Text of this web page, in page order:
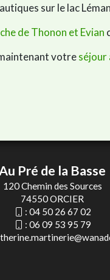
sur le lac
de Thonon et Evian
votreséjour
Pré de la Basse
120 Chemin des Sources
74550 ORCIER
: 04 50 26 67 02
: 06 09 53 95 79